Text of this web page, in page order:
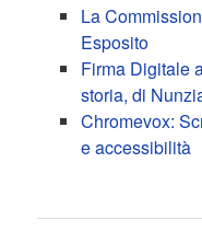
La
Esposito
Firma Digitale
storia, di
Chromevox:
e accessibilità